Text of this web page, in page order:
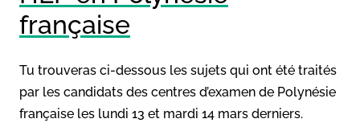
française
Tu trouveras ci-dessous les sujets qui ont été traités
par les candidats des centres d’examen de Polynésie
française les lundi 13 et mardi 14 mars derniers.